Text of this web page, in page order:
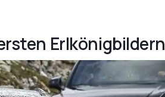
Erlkönigbildern